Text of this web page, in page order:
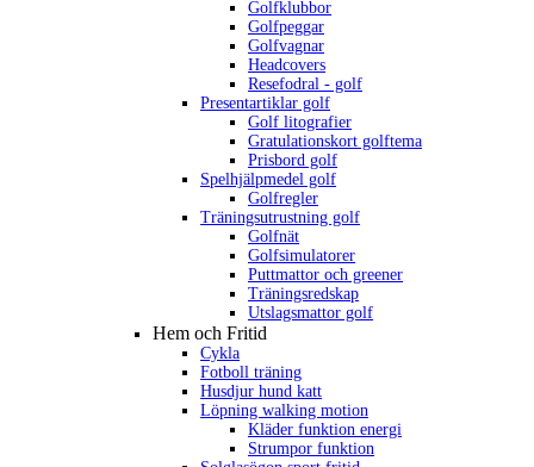
Golfklubbor
Golfpeggar
Golfvagnar
Headcovers
Resefodral - golf
Presentartiklar golf
Golf litografier
Gratulationskort golftema
Prisbord golf
Spelhjälpmedel golf
Golfregler
Träningsutrustning golf
Golfnät
Golfsimulatorer
Puttmattor och greener
Träningsredskap
Utslagsmattor golf
Hem och Fritid
Cykla
Fotboll träning
Husdjur hund katt
Löpning walking motion
Kläder funktion energi
Strumpor funktion